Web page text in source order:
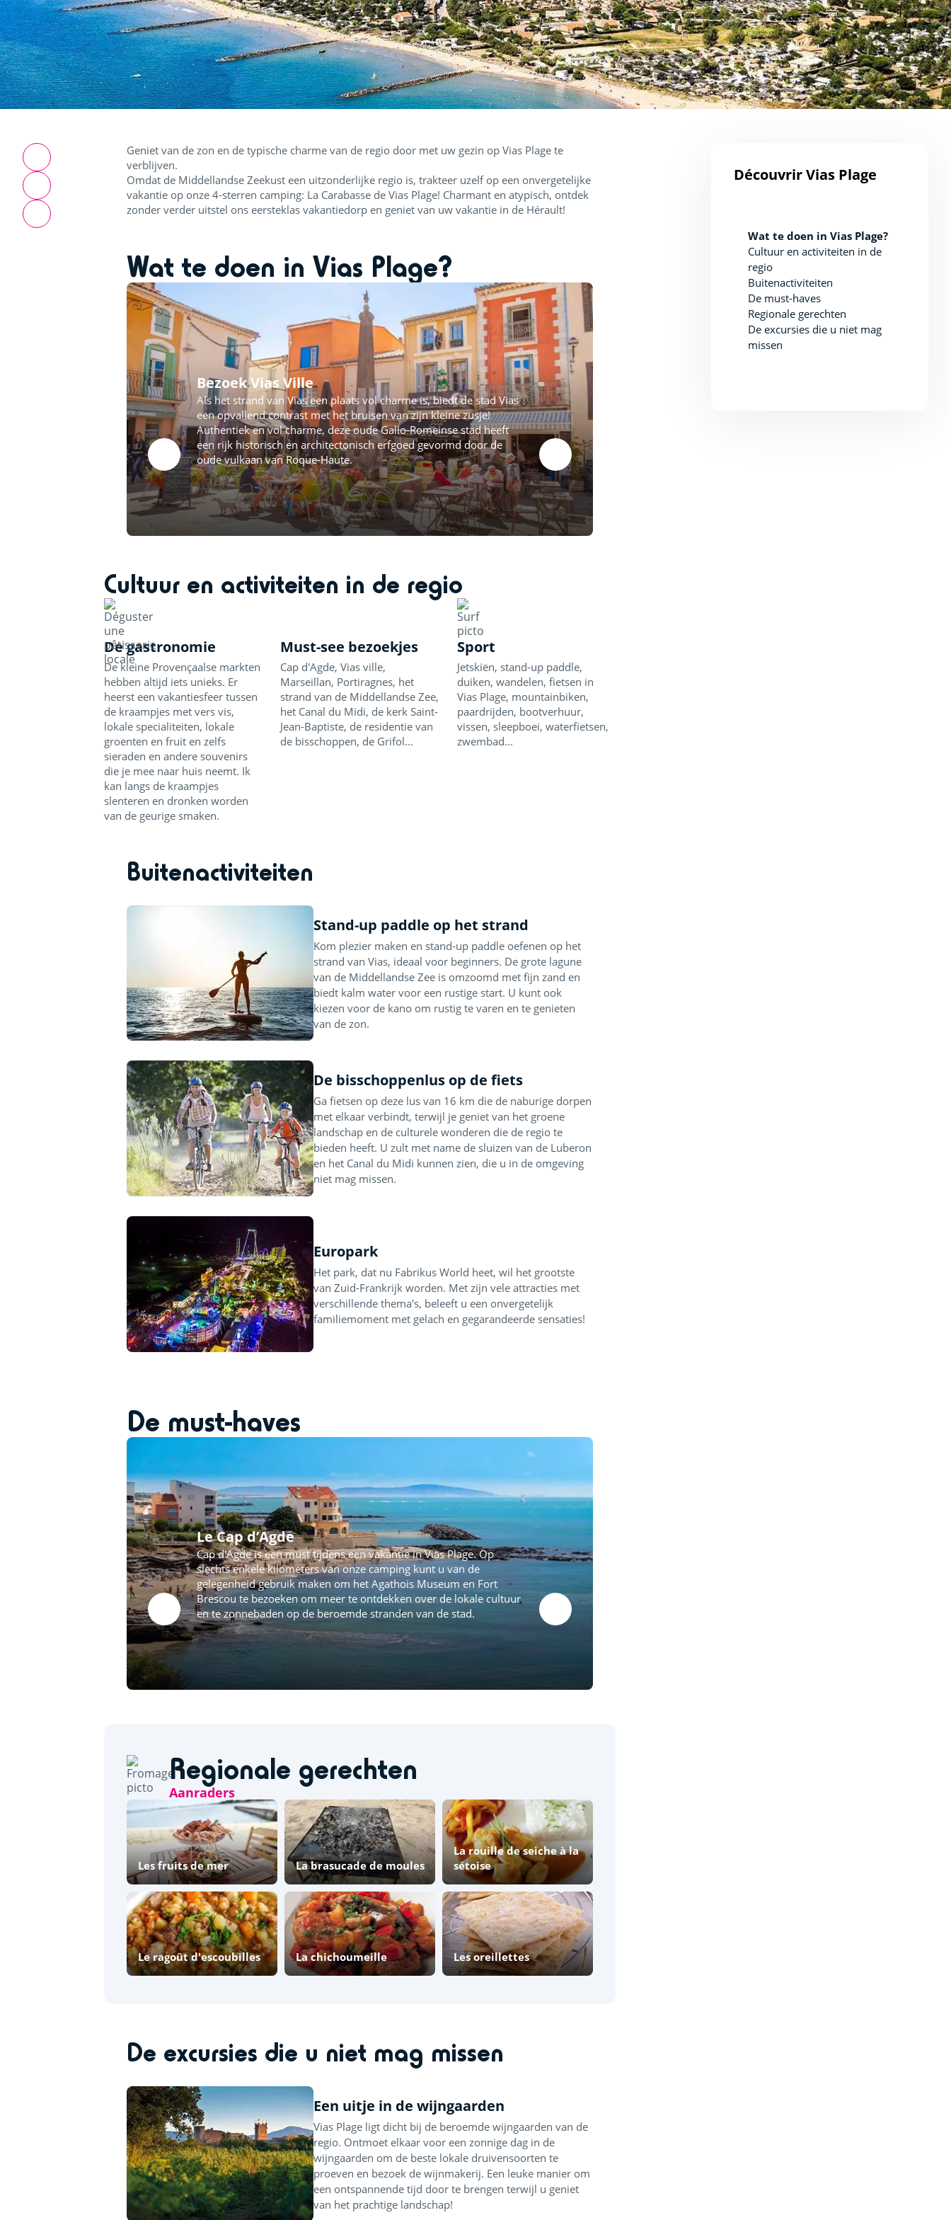
Geniet van de zon en de typische charme van de regio door met uw gezin op Vias Plage te
verblijven.
Omdat de Middellandse Zeekust een uitzonderlijke regio is, trakteer uzelf op een onvergetelijke
vakantie op onze 4-sterren camping: La Carabasse de Vias Plage! Charmant en atypisch, ontdek
zonder verder uitstel ons eersteklas vakantiedorp en geniet van uw vakantie in de Hérault!
Wat te doen in Vias Plage?
Bezoek Vias Ville
Als het strand van Vias een plaats vol charme is, biedt de stad Vias
een opvallend contrast met het bruisen van zijn kleine zusje!
Authentiek en vol charme, deze oude Gallo-Romeinse stad heeft
een rijk historisch en architectonisch erfgoed gevormd door de
oude vulkaan van Roque-Haute.
Cultuur en activiteiten in de regio
De gastronomie
De kleine Provençaalse markten
hebben altijd iets unieks. Er
heerst een vakantiesfeer tussen
de kraampjes met vers vis,
lokale specialiteiten, lokale
groenten en fruit en zelfs
sieraden en andere souvenirs
die je mee naar huis neemt. Ik
kan langs de kraampjes
slenteren en dronken worden
van de geurige smaken.
Must-see bezoekjes
Cap d'Agde, Vias ville,
Marseillan, Portiragnes, het
strand van de Middellandse Zee,
het Canal du Midi, de kerk Saint-
Jean-Baptiste, de residentie van
de bisschoppen, de Grifol...
Sport
Jetskiën, stand-up paddle,
duiken, wandelen, fietsen in
Vias Plage, mountainbiken,
paardrijden, bootverhuur,
vissen, sleepboei, waterfietsen,
zwembad...
Buitenactiviteiten
Stand-up paddle op het strand
Kom plezier maken en stand-up paddle oefenen op het
strand van Vias, ideaal voor beginners. De grote lagune
van de Middellandse Zee is omzoomd met fijn zand en
biedt kalm water voor een rustige start. U kunt ook
kiezen voor de kano om rustig te varen en te genieten
van de zon.
De bisschoppenlus op de fiets
Ga fietsen op deze lus van 16 km die de naburige dorpen
met elkaar verbindt, terwijl je geniet van het groene
landschap en de culturele wonderen die de regio te
bieden heeft. U zult met name de sluizen van de Luberon
en het Canal du Midi kunnen zien, die u in de omgeving
niet mag missen.
Europark
Het park, dat nu Fabrikus World heet, wil het grootste
van Zuid-Frankrijk worden. Met zijn vele attracties met
verschillende thema's, beleeft u een onvergetelijk
familiemoment met gelach en gegarandeerde sensaties!
De must-haves
Le Cap d’Agde
Cap d'Agde is een must tijdens een vakantie in Vias Plage. Op
slechts enkele kilometers van onze camping kunt u van de
gelegenheid gebruik maken om het Agathois Museum en Fort
Brescou te bezoeken om meer te ontdekken over de lokale cultuur
en te zonnebaden op de beroemde stranden van de stad.
Regionale gerechten
Aanraders
Les fruits de mer La brasucade de moules
La rouille de seiche à la
sétoise
Le ragoût d'escoubilles La chichoumeille Les oreillettes
De excursies die u niet mag missen
Een uitje in de wijngaarden
Vias Plage ligt dicht bij de beroemde wijngaarden van de
regio. Ontmoet elkaar voor een zonnige dag in de
wijngaarden om de beste lokale druivensoorten te
proeven en bezoek de wijnmakerij. Een leuke manier om
een ​​ontspannende tijd door te brengen terwijl u geniet
van het prachtige landschap!
Découvrir Vias Plage
Wat te doen in Vias Plage?
Cultuur en activiteiten in de
regio
Buitenactiviteiten
De must-haves
Regionale gerechten
De excursies die u niet mag
missen